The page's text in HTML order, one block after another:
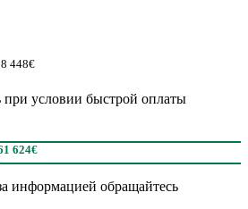
448€
при условии быстрой оплаты
624€
информацией обращайтесь